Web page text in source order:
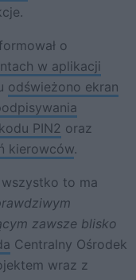
o
w aplikacji
odświeżono ekran
PIN2 oraz
kierowców.
to ma
zawsze blisko
Centralny Ośrodek
wraz z